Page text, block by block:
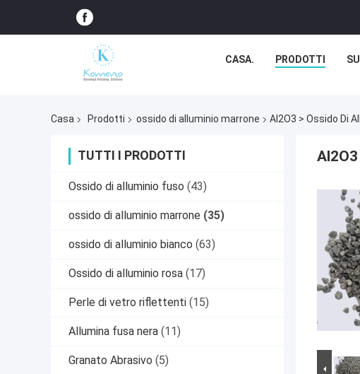
CASA. PRODOTTI
Casa Prodotti ossido di alluminio marrone Al2O3 > Ossido Di
TUTTI I PRODOTTI
Ossido di alluminio fuso (43)
ossido di alluminio marrone (35)
ossido di alluminio bianco (63)
Ossido di alluminio rosa (17)
Perle di vetro riflettenti (15)
Allumina fusa nera (11)
Granato Abrasivo (5)